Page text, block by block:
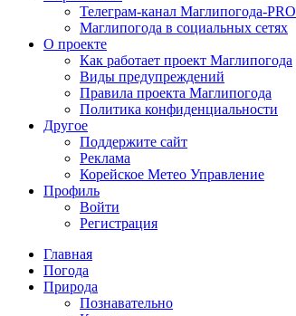
Телеграм-канал Маглипогода-PRO
Маглипогода в социальных сетях
О проекте
Как работает проект Маглипогода
Виды предупреждений
Правила проекта Маглипогода
Политика конфиденциальности
Другое
Поддержите сайт
Реклама
Корейское Метео Управление
Профиль
Войти
Регистрация
Главная
Погода
Природа
Познавательно